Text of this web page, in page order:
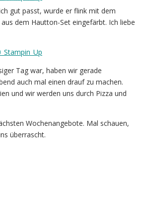
gut passt, wurde er flink mit dem
dem Hautton-Set eingefärbt. Ich liebe
Tag war, haben wir gerade
auch mal einen drauf zu machen.
und wir werden uns durch Pizza und
Wochenangebote. Mal schauen,
überrascht.